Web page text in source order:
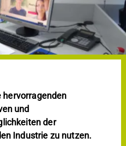
hervorragenden
und
der
Industrie zu nutzen.